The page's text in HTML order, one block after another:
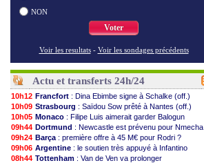
NON
Voter
Voir les resultats - Voir les sondages précédents
Actu et transferts 24h/24
10h12 Francfort : Dina Ebimbe signe à Schalke (off.)
10h09 Strasbourg : Saïdou Sow prêté à Nantes (off.)
10h05 Monaco : Filipe Luis aimerait garder Balogun
09h44 Dortmund : Newcastle est prévenu pour Nmecha
09h24 Barça : première offre à 45 M€ pour Rodri ?
09h06 Argentine : le soutien très appuyé à Infantino
08h44 Tottenham : Van de Ven va prolonger